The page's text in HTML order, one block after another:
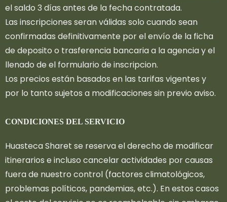
el saldo 3 días antes de la fecha contratada.
Las inscripciones seran válidas solo cuando sean
confirmadas definitivamente por el envío de la ficha
de deposito o trasferencia bancaria a la agencia y el
llenado de el formulario de inscripcion.
Los precios están basados en las tarifas vigentes y
por lo tanto sujetos a modificaciones sin previo aviso.
CONDICIONES DEL SERVICIO
Huasteca Sharet se reserva el derecho de modificar
itinerarios e incluso cancelar actividades por causas
fuera de nuestro control (factores climatológicos,
problemas políticos, pandemias, etc.). En estos casos